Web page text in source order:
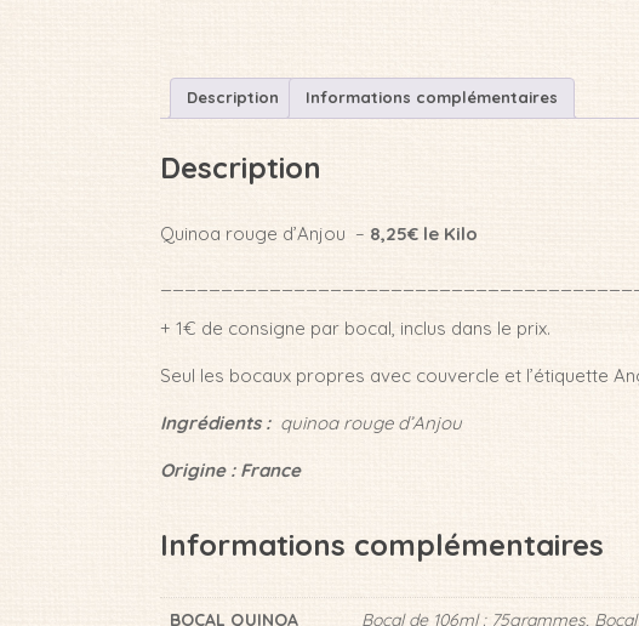
Description Informations complémentaires
Description
Quinoa rouge d’Anjou – 8,25€ le Kilo
+ 1€ de consigne par bocal, inclus dans le prix.
Seul les bocaux propres avec couvercle et l’étiquette
Ingrédients : quinoa rouge d’Anjou
Origine : France
Informations complémentaires
BOCAL QUINOA Bocal de 106ml : 75grammes,